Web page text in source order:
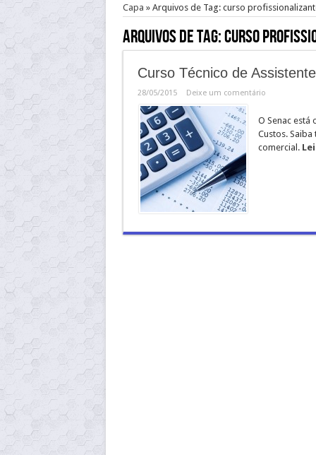
Capa » Arquivos de Tag: curso
Arquivos de Tag:curso
Curso Técnico de
28/05/2015 Deixe um comentário
O Senac está
Custos.
comercial.